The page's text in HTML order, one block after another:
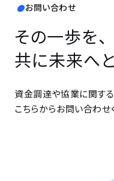
お問い合わせ
その一歩を、
共に未来へと
資金調達や協業に関する
こちらからお問い合わせ